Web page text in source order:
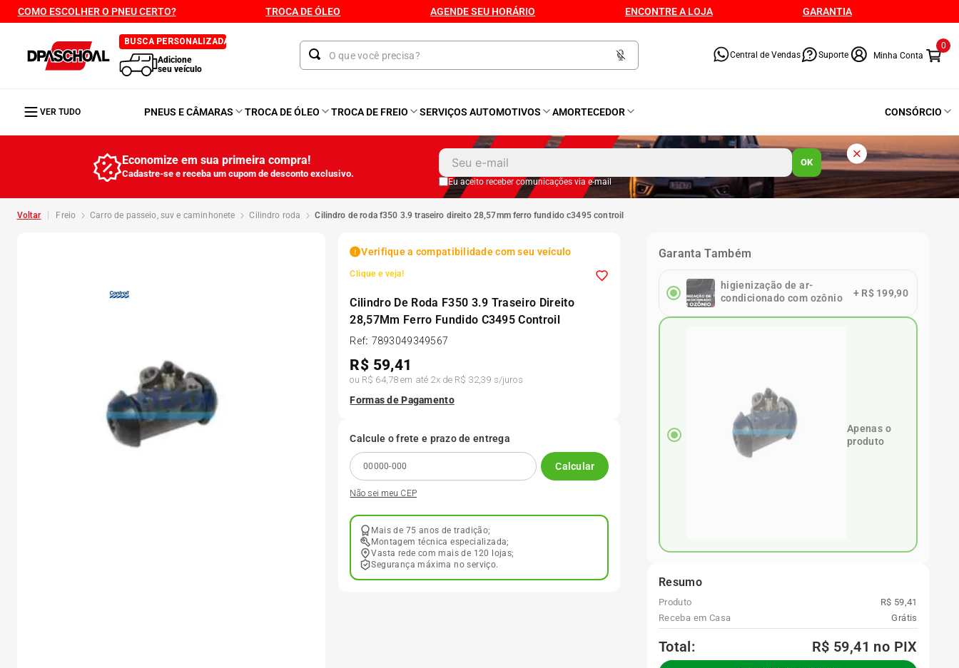
COMO ESCOLHER O PNEU CERTO? TROCA DE ÓLEO AGENDE SEU HORÁRIO ENCONTRE A LOJA GARANTIA
BUSCA PERSONALIZADA
Adicione
seu veículo
Central de Vendas Suporte
0
VER TUDO PNEUS E CÂMARAS TROCA DE ÓLEO TROCA DE FREIO SERVIÇOS AUTOMOTIVOS AMORTECEDOR CONSÓRCIO
Economize em sua primeira compra!
Cadastre-se e receba um cupom de desconto exclusivo.
OK
Eu aceito receber comunicações via e-mail
freio carro de passeio, suv e caminhonete cilindro roda cilindro de roda f350 3.9 traseiro direito 28,57mm ferro fundido c3495 controil
Verifique a compatibilidade com seu veículo
Clique e veja!
Cilindro De Roda F350 3.9 Traseiro Direito
28,57Mm Ferro Fundido C3495 Controil
Ref: 7893049349567
R$ 59,41
ou R$ 64,78 em até 2x de R$ 32,39 s/juros
Formas de Pagamento
Calcule o frete e prazo de entrega
Calcular
Não sei meu CEP
Mais de 75 anos de tradição;
Montagem técnica especializada;
Vasta rede com mais de 120 lojas;
Segurança máxima no serviço.
Garanta Também
higienização de ar-
condicionado com ozônio
+ R$ 199,90
Apenas o
produto
Resumo
Produto
R$ 59,41
Receba em Casa
Grátis
Total: R$ 59,41 no PIX
1º Kit 4 Pneu
2º Bproauto
3º Kit 4 Pneu Xbri Aro 13
185 60r15
Pneu
195 55r15
175 65 14
175 70r13